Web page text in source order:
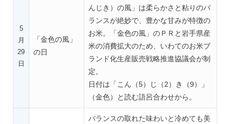
5
月
29
日
「金色の風」
の日
んじき）の風」は柔らかさと粘りのバ
ランスが絶妙で、豊かな甘みが特徴の
お米。「金色の風」のＰＲと岩手県産
米の消費拡大のため、いわてのお米ブ
ランド化生産販売戦略推進協議会が制
定。
日付は「こん（5）じ（2）き（9）」
（金色）と読む語呂合わせから。
バランスの取れた味わいと冷めても美